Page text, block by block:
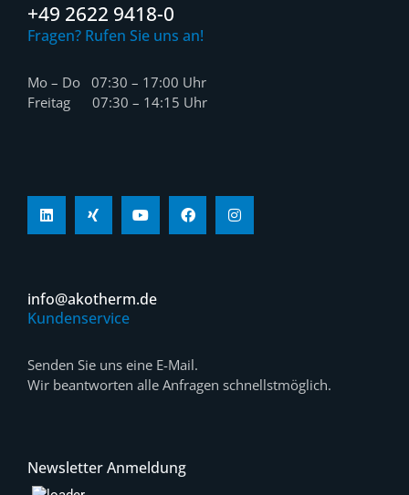
+49 2622 9418-0
Fragen? Rufen Sie uns an!
Mo – Do 07:30 – 17:00 Uhr
Freitag 07:30 – 14:15 Uhr
info@akotherm.de
Kundenservice
Senden Sie uns eine E-Mail.
Wir beantworten alle Anfragen schnellstmöglich.
Newsletter Anmeldung